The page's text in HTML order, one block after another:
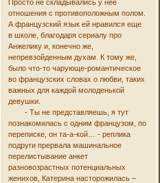
Просто не складывались у нее
отношения с противоположным полом.
А французский язык ей нравился еще
в школе, благодаря сериалу про
Анжелику и, конечно же,
непревзойденным духам. К тому же,
было что-то чарующе-романтическое
во французских словах о любви, таких
важных для каждой молоденькой
девушки.
- Ты не представляешь, я тут
познакомилась с одним французом, по
переписке, он та-а-кой… - реплика
подруги прервала машинальное
перелистывание анкет
разновозрастных потенциальных
женихов, Катерина насторожилась –